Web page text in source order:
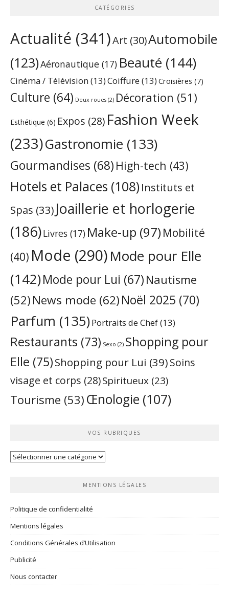
CATÉGORIES
Actualité (341)Art (30)Automobile
(123)Aéronautique (17) Beauté (144)
Cinéma / Télévision(13)Coiffure(13) Croisières (7)
Culture (64) Deux roues (2) Décoration (51)
Esthétique (6) Expos (28) Fashion Week
(233)Gastronomie (133)
Gourmandises (68) High-tech (43)
Hotels et Palaces (108) Instituts et
Spas (33) Joaillerie et horlogerie
(186)Livres (17) Make-up (97) Mobilité
(40) Mode (290)Mode pour Elle
(142)Mode pour Lui (67) Nautisme
(52) News mode (62)Noël 2025 (70)
Parfum (135)Portraits de Chef(13)
Restaurants (73) Sexo (2) Shopping pour
Elle (75)Shopping pour Lui (39)Soins
visage et corps (28)Spiritueux (23)
Tourisme (53) Œnologie (107)
VOS RUBRIQUES
Vos
MENTIONS LÉGALES
Politique de confidentialité
Mentions légales
Conditions Générales d’Utilisation
Publicité
Nous contacter